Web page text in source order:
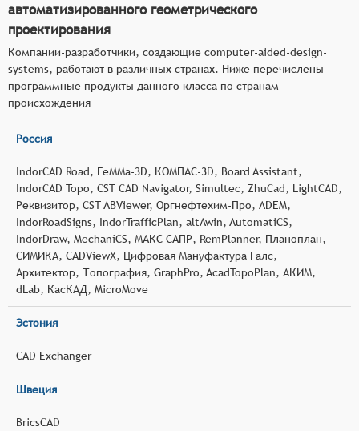
автоматизированного геометрического
проектирования
Компании-разработчики, создающие computer-aided-design-
systems, работают в различных странах. Ниже перечислены
программные продукты данного класса по странам
происхождения
Россия
IndorCAD Road, ГеММа-3D, КОМПАС-3D, Board Assistant,
IndorCAD Topo, CST CAD Navigator, Simultec, ZhuCad, LightCAD,
Реквизитор, CST ABViewer, Оргнефтехим-Про, ADEM,
IndorRoadSigns, IndorTrafficPlan, altAwin, AutomatiCS,
IndorDraw, MechaniCS, МАКС САПР, RemPlanner, Планоплан,
СИМИКА, CADViewХ, Цифровая Мануфактура Галс,
Архитектор, Топография, GraphPro, AcadTopoPlan, АКИМ,
dLab, КасКАД, MicroMove
Эстония
CAD Exchanger
Швеция
BricsCAD